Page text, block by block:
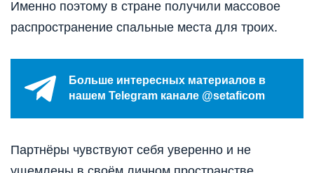
Именно поэтому в стране получили массовое
распространение спальные места для троих.
Больше интересных материалов в
нашем Telegram канале @setaficom
Партнёры чувствуют себя уверенно и не